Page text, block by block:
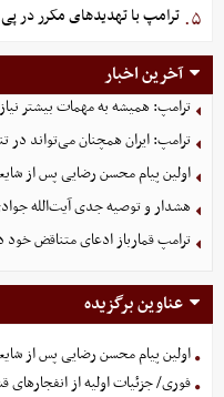
۵. ترامپ با تهدیدهای مکرر در
آخرین اخبار
ترامپ: همیشه به مهمات بیشتر
ترامپ: ایران همچنان می‌تواند در
اولین پیام محسن رضایی پس از
هشدار و توصیه جدی آیت‌الله
ترامپ قمارباز ادعای متناقض خود
عناوین برگزیده
اولین پیام محسن رضایی پس از
فوری/ جزئیات اولیه از انفجارهای